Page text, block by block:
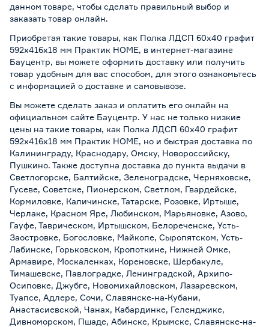
данном товаре, чтобы сделать правильный выбор и
заказать товар онлайн.
Приобретая такие товары, как Полка ЛДСП 60х40 графит
592x416х18 мм Практик HOME, в интернет-магазине
Бауцентр, вы можете оформить доставку или получить
товар удобным для вас способом, для этого ознакомьтесь
с информацией о доставке и самовывозе.
Вы можете сделать заказ и оплатить его онлайн на
официальном сайте Бауцентр. У нас не только низкие
цены на такие товары, как Полка ЛДСП 60х40 графит
592x416х18 мм Практик HOME, но и быстрая доставка по
Калининграду, Краснодару, Омску, Новороссийску,
Пушкино. Также доступна доставка до пункта выдачи в
Светлогорске, Балтийске, Зеленоградске, Черняховске,
Гусеве, Советске, Пионерском, Светлом, Гвардейске,
Кормиловке, Каличинске, Татарске, Розовке, Иртыше,
Черлаке, Красном Яре, Любинском, Марьяновке, Азово,
Гауфе, Таврическом, Иртышском, Белореченске, Усть-
Заостровке, Богословке, Майкопе, Сыропятском, Усть-
Лабинске, Горьковском, Кропоткине, Нижней Омке,
Армавире, Москаленках, Кореновске, Шербакуле,
Тимашевске, Павлоградке, Ленинградской, Архипо-
Осиповке, Джубге, Новомихайловском, Лазаревском,
Туапсе, Адлере, Сочи, Славянске-на-Кубани,
Анастасиевской, Чанах, Кабардинке, Геленджике,
Дивноморском, Пшаде, Абинске, Крымске, Славянске-на-